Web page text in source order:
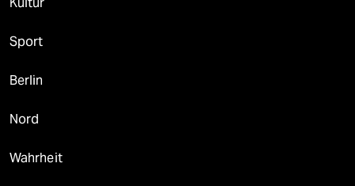
Sport
Berlin
Nord
Wahrheit